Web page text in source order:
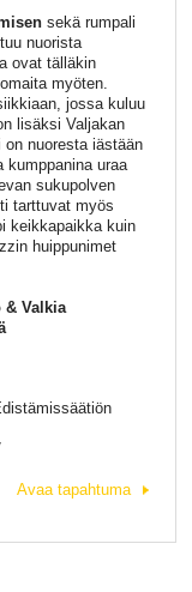
sekä rumpali
nuorista
ovat tälläkin
myöten.
jossa kuluu
lisäksi Valjakan
nuoresta iästään
kumppanina uraa
sukupolven
tarttuvat myös
keikkapaikka kuin
huippunimet
& Valkia
Avaa tapahtuma